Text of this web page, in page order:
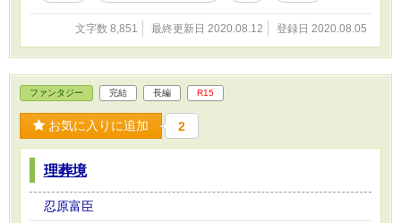
文字数 8,851 最終更新日 2020.08.12 登録日 2020.08.05
ファンタジー 完結 長編 R15
お気に入りに追加 2
理葬境
忍原富臣